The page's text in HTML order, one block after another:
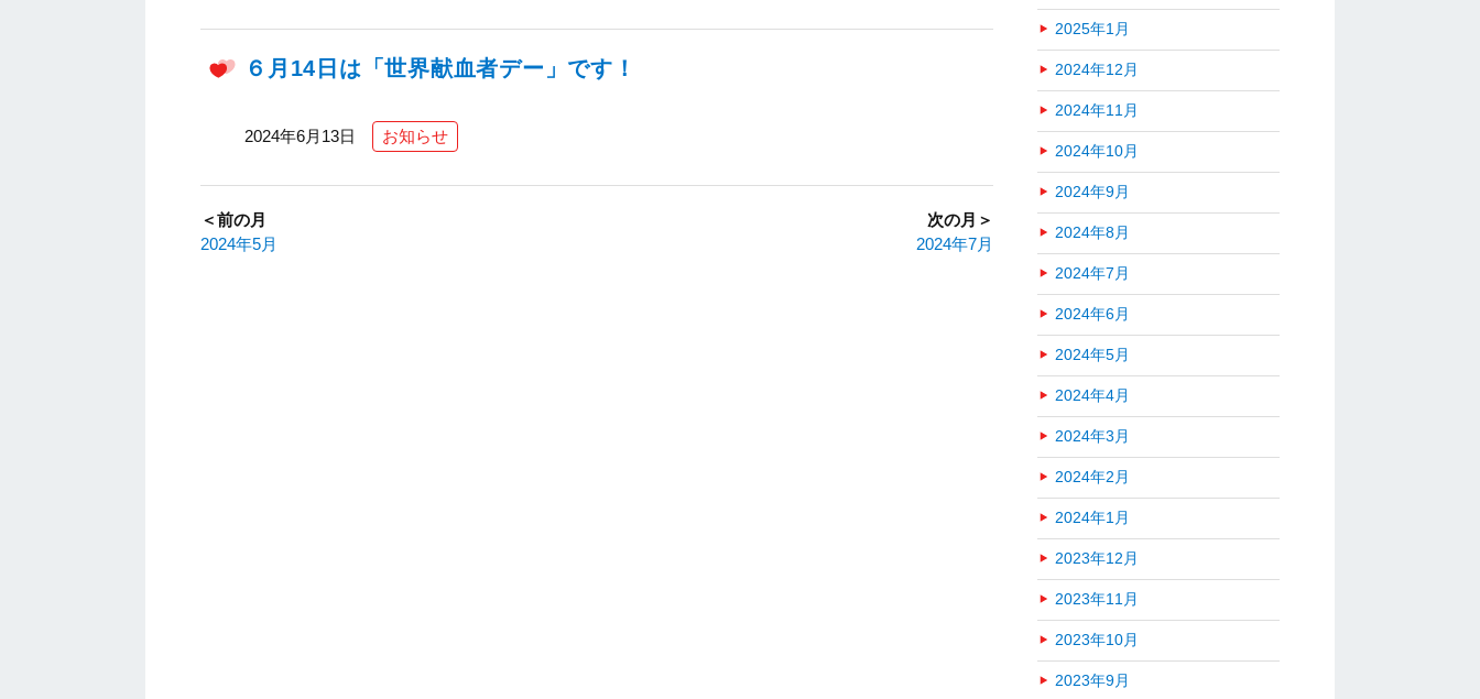
６月14日は「世界献血者デー」です！
2024年6月13日 お知らせ
＜前の月
2024年5月
次の月＞
2024年7月
2025年1月
2024年12月
2024年11月
2024年10月
2024年9月
2024年8月
2024年7月
2024年6月
2024年5月
2024年4月
2024年3月
2024年2月
2024年1月
2023年12月
2023年11月
2023年10月
2023年9月